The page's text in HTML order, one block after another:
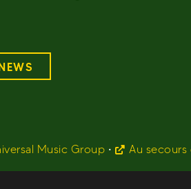
Music Group • Au